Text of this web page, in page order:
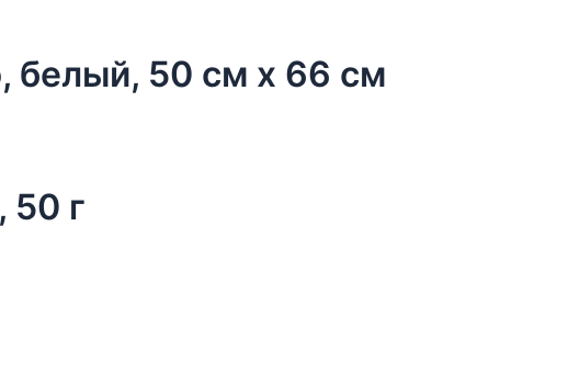
белый, 50 см х 66 см
50 г